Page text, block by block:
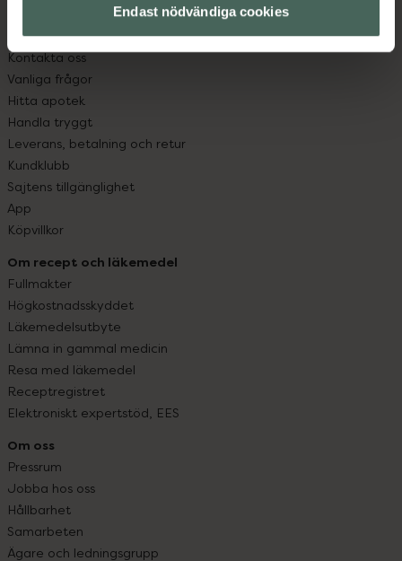
Endast nödvändiga cookies
Kundservice
Kontakta oss
Vanliga frågor
Hitta apotek
Handla tryggt
Leverans, betalning och retur
Kundklubb
Sajtens tillgänglighet
App
Köpvillkor
Om recept och läkemedel
Fullmakter
Högkostnadsskyddet
Läkemedelsutbyte
Lämna in gammal medicin
Resa med läkemedel
Receptregistret
Elektroniskt expertstöd, EES
Om oss
Pressrum
Jobba hos oss
Hållbarhet
Samarbeten
Ägare och ledningsgrupp